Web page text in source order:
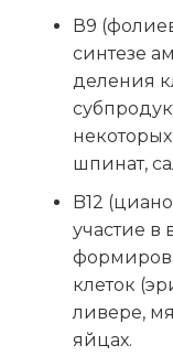
В9
синтезе
деления
шпинат,
B12
участие в
клеток
ливере,
яйцах.